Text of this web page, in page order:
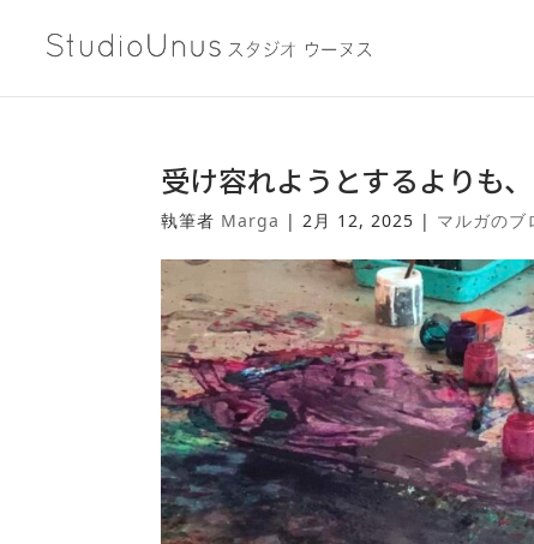
受け容れようとするよりも
執筆者 Marga |2月 12, 2025 | マルガのブ